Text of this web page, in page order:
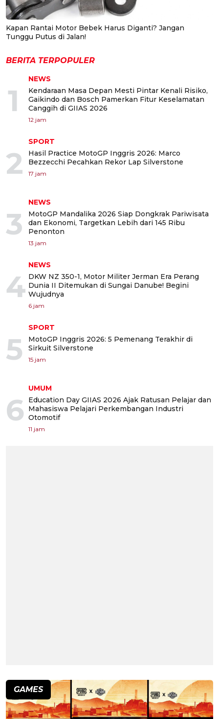
Kapan Rantai Motor Bebek Harus Diganti? Jangan
Tunggu Putus di Jalan!
BERITA TERPOPULER
1
NEWS
Kendaraan Masa Depan Mesti Pintar Kenali Risiko,
Gaikindo dan Bosch Pamerkan Fitur Keselamatan
Canggih di GIIAS 2026
12 jam
2
SPORT
Hasil Practice MotoGP Inggris 2026: Marco
Bezzecchi Pecahkan Rekor Lap Silverstone
17 jam
3
NEWS
MotoGP Mandalika 2026 Siap Dongkrak Pariwisata
dan Ekonomi, Targetkan Lebih dari 145 Ribu
Penonton
13 jam
4
NEWS
DKW NZ 350-1, Motor Militer Jerman Era Perang
Dunia II Ditemukan di Sungai Danube! Begini
Wujudnya
6 jam
5
SPORT
MotoGP Inggris 2026: 5 Pemenang Terakhir di
Sirkuit Silverstone
15 jam
6
UMUM
Education Day GIIAS 2026 Ajak Ratusan Pelajar dan
Mahasiswa Pelajari Perkembangan Industri
Otomotif
11 jam
GAMES